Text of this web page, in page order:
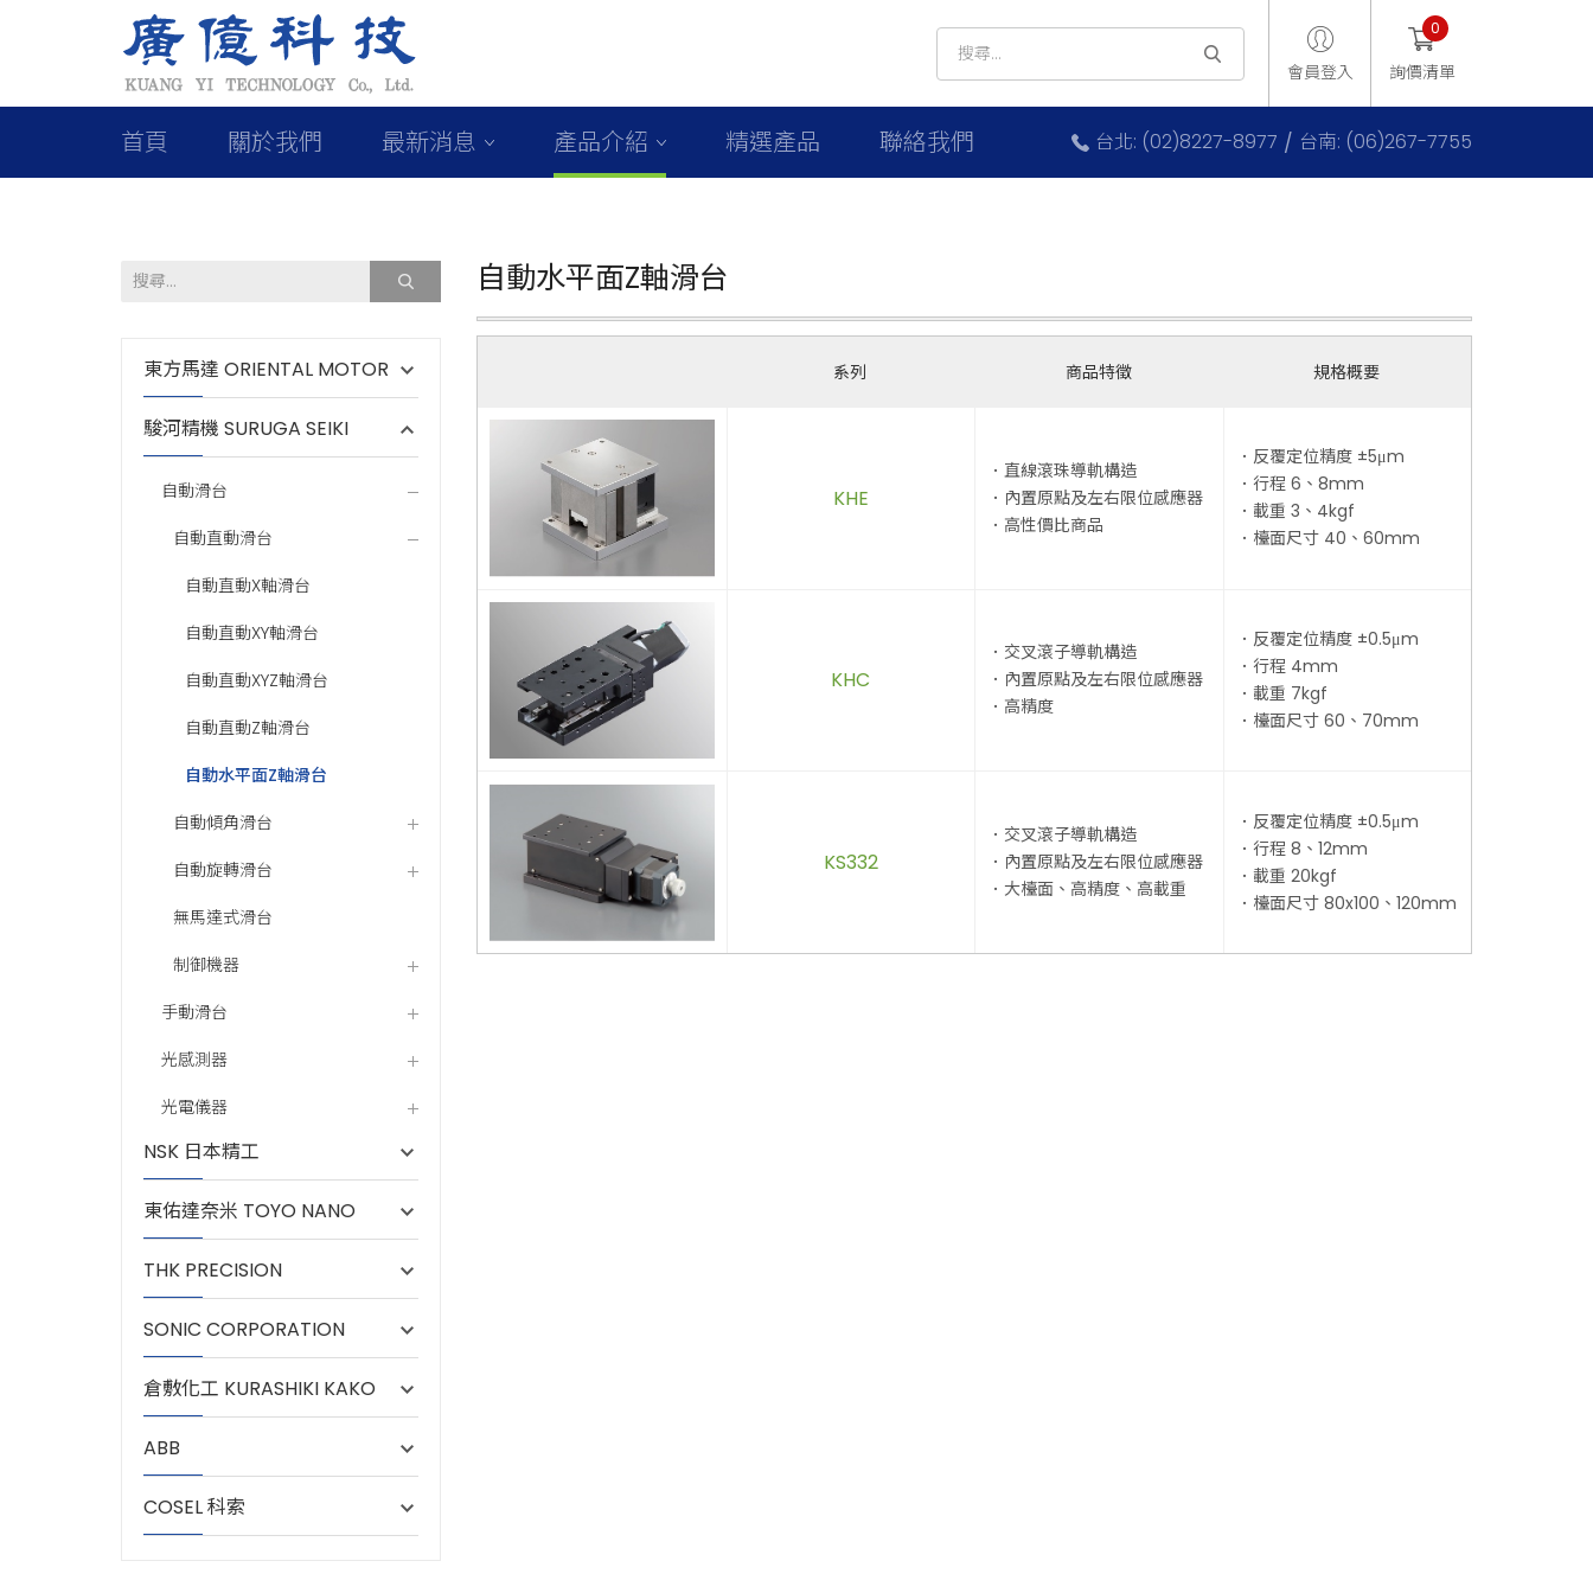
會員登入 詢價清單
0
首頁 關於我們 最新消息 產品介紹 精選產品 聯絡我們 台北: (02)8227-8977 台南: (06)267-7755
東方馬達 ORIENTAL MOTOR
駿河精機 SURUGA SEIKI
自動滑台
自動直動滑台
自動直動X軸滑台
自動直動XY軸滑台
自動直動XYZ軸滑台
自動直動Z軸滑台
自動水平面Z軸滑台
自動傾角滑台
自動旋轉滑台
無馬達式滑台
制御機器
手動滑台
光感測器
光電儀器
NSK 日本精工
東佑達奈米 TOYO NANO
THK PRECISION
SONIC CORPORATION
倉敷化工 KURASHIKI KAKO
ABB
COSEL 科索
自動水平面Z軸滑台
系列 商品特徵 規格概要
KHE
．直線滾珠導軌構造
．內置原點及左右限位感應器
．高性價比商品
．反覆定位精度 ±5μm
．行程 6、8mm
．載重 3、4kgf
．檯面尺寸 40、60mm
KHC
．交叉滾子導軌構造
．內置原點及左右限位感應器
．高精度
．反覆定位精度 ±0.5μm
．行程 4mm
．載重 7kgf
．檯面尺寸 60、70mm
KS332
．交叉滾子導軌構造
．內置原點及左右限位感應器
．大檯面、高精度、高載重
．反覆定位精度 ±0.5μm
．行程 8、12mm
．載重 20kgf
．檯面尺寸 80x100、120mm